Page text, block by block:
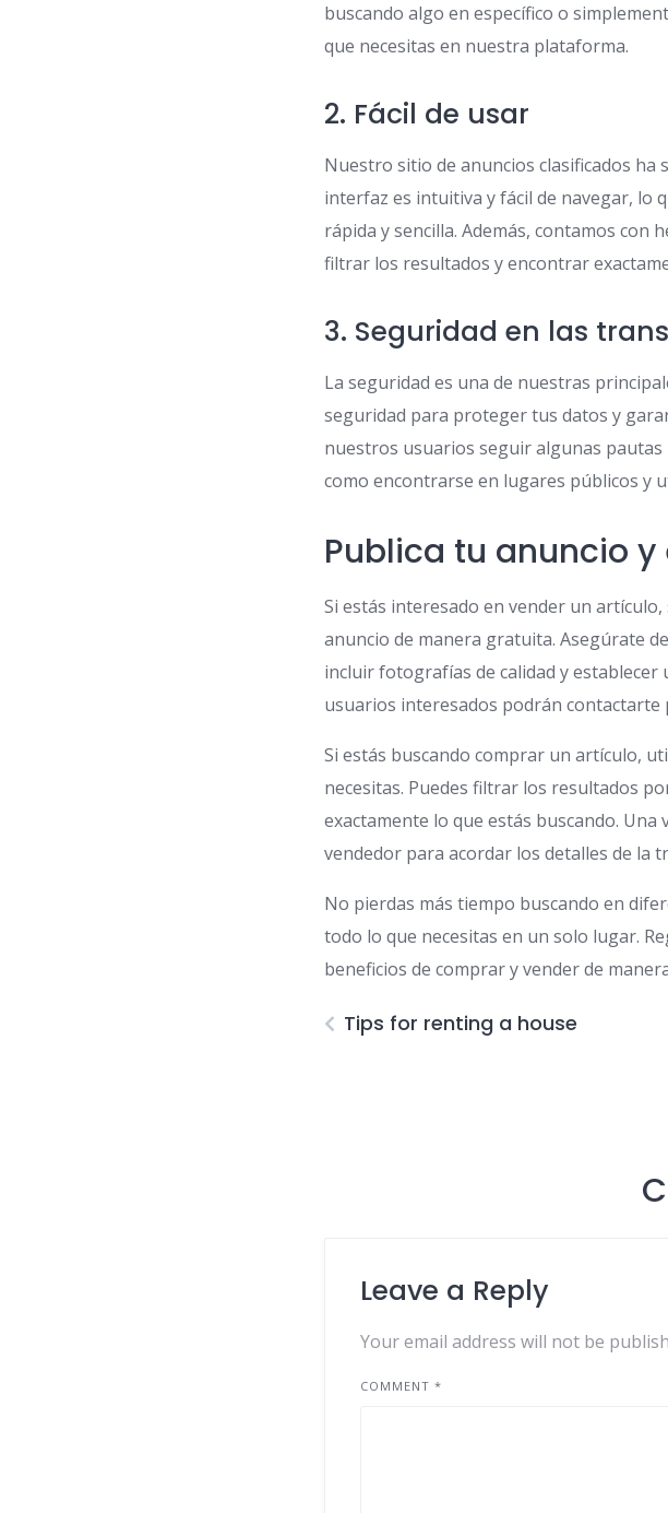
buscando algo en específico o
que necesitas en nuestra plataforma.
2. Fácil de usar
Nuestro sitio de anuncios clasificados ha
interfaz es intuitiva y fácil de navegar, lo
rápida y sencilla. Además, contamos con
filtrar los resultados y encontrar
3. Seguridad en las
La seguridad es una de nuestras
seguridad para proteger tus datos y
nuestros usuarios seguir algunas pautas
como encontrarse en lugares públicos y
Publica tu anuncio
Si estás interesado en vender un
anuncio de manera gratuita. Asegúrate
incluir fotografías de calidad y
usuarios interesados podrán contactarte
Si estás buscando comprar un artículo,
necesitas. Puedes filtrar los resultados
exactamente lo que estás buscando.
vendedor para acordar los detalles de la
No pierdas más tiempo buscando en
todo lo que necesitas en un solo lugar.
beneficios de comprar y vender de
Tips for renting a house
Leave a Reply
Your email address will not be
COMMENT*